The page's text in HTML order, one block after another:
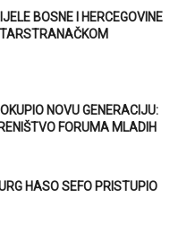
BOSNE I HERCEGOVINE
NOVU GENERACIJU:
FORUMA MLADIH
HASO SEFO PRISTUPIO